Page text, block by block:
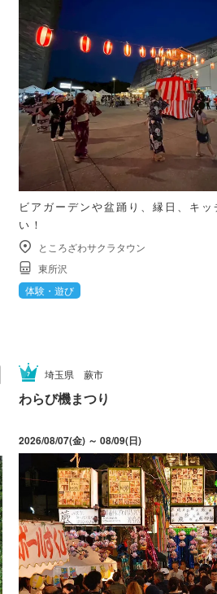
ビアガーデンや盆踊り、縁日、キ
い！
ところざわサクラタウン
東所沢
体験・遊び
埼玉県 蕨市
わらび機まつり
2026/08/07(金) ～ 08/09(日)